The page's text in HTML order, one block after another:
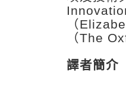
（
（The
譯者簡介